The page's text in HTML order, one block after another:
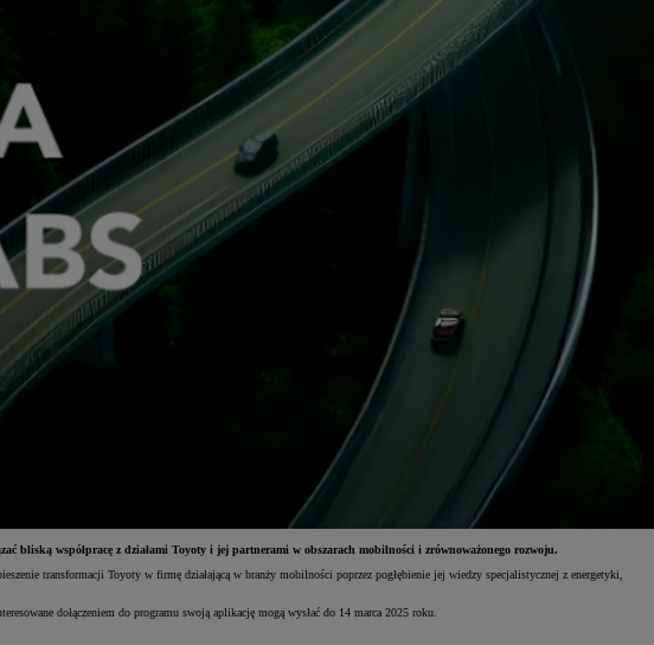
bliską współpracę z działami Toyoty i jej partnerami w obszarach mobilności i zrównoważonego rozwoju.
transformacji Toyoty w firmę działającą w branży mobilności poprzez pogłębienie jej wiedzy specjalistycznej z energetyki,
dołączeniem do programu swoją aplikację mogą wysłać do 14 marca 2025 roku.